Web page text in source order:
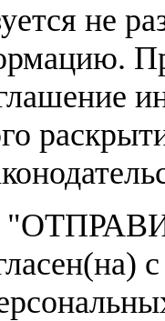
не